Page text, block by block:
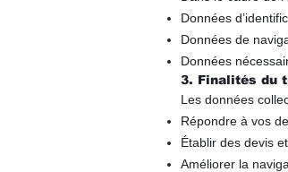
Données
Données de
Données
3. Finalités du
Les données
Répondre à vos
Établir des devis
Améliorer la